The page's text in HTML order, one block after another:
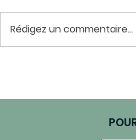
Rédigez un commentaire...